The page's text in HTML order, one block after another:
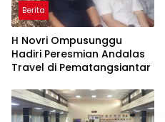
Berita
H Novri Ompusunggu
Hadiri Peresmian Andalas
Travel di Pematangsiantar